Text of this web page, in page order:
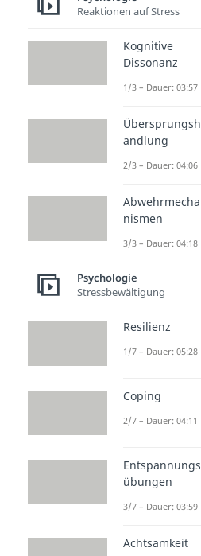
Reaktionen auf Stress
Kognitive
Dissonanz
1/3 – Dauer: 03:57
Übersprungsh
andlung
2/3 – Dauer: 04:06
Abwehrmecha
nismen
3/3 – Dauer: 04:18
Psychologie
Stressbewältigung
Resilienz
1/7 – Dauer: 05:28
Coping
2/7 – Dauer: 04:11
Entspannungs
übungen
3/7 – Dauer: 03:59
Achtsamkeit